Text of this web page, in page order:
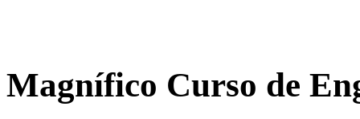
Magnífico Curso de